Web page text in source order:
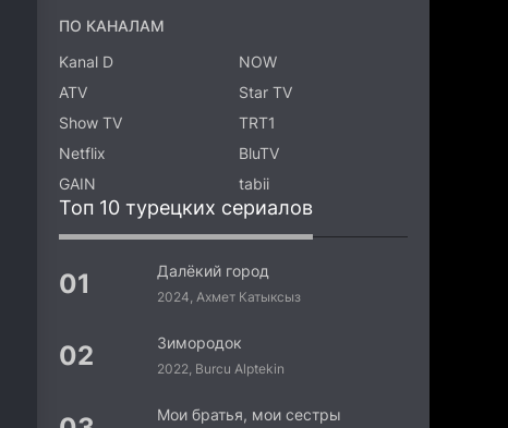
ПО КАНАЛАМ
Kanal D
NOW
ATV
Star TV
Show TV
TRT1
Netflix
BluTV
GAIN
tabii
Топ 10 турецких сериалов
Далёкий город
2024, Ахмет Катыксыз
Зимородок
2022, Burcu Alptekin
Мои братья, мои сестры